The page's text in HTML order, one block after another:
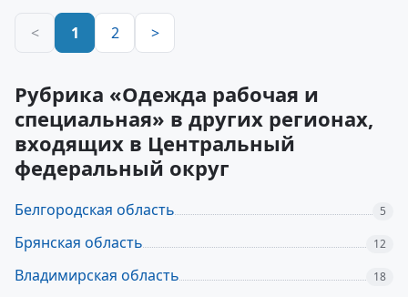
< 1 2 >
Рубрика «Одежда рабочая и
специальная» в других регионах,
входящих в Центральный
федеральный округ
Белгородская область 5
Брянская область 12
Владимирская область 18